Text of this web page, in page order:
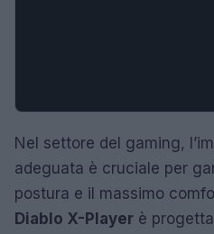
Nel settore del gaming,
adeguata è cruciale per
postura e il massimo
Diablo X-Player è